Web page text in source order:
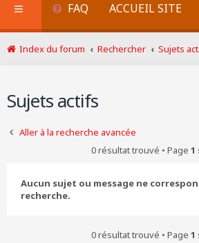
FAQ ACCUEIL SITE
Index du forum Rechercher
Sujets
Sujets actifs
Aller à la recherche avancée
0 résultat trouvé • Page 1
Aucun sujet ou message ne
recherche.
0 résultat trouvé • Page 1